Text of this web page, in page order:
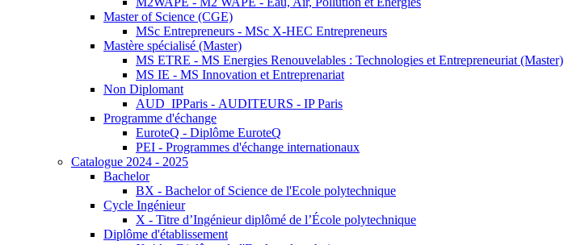
Master of Science (CGE)
MSc Entrepreneurs - MSc X-HEC Entrepreneurs
Mastère spécialisé (Master)
MS ETRE - MS Energies Renouvelables : Technologies et Entrepreneuriat (Master)
MS IE - MS Innovation et Entreprenariat
Non Diplomant
AUD_IPParis - AUDITEURS - IP Paris
Programme d'échange
EuroteQ - Diplôme EuroteQ
PEI - Programmes d'échange internationaux
Catalogue 2024 - 2025
Bachelor
BX - Bachelor of Science de l'Ecole polytechnique
Cycle Ingénieur
X - Titre d’Ingénieur diplômé de l’École polytechnique
Diplôme d'établissement